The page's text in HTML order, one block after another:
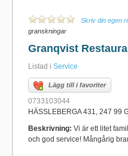
Skriv din egen
granskningar
Granqvist
Listad i Service
Lägg till i favoriter
0733103044
HÄSSLEBERGA 431, 247 99
Beskrivning: Vi är ett litet
och god service! Mångårig